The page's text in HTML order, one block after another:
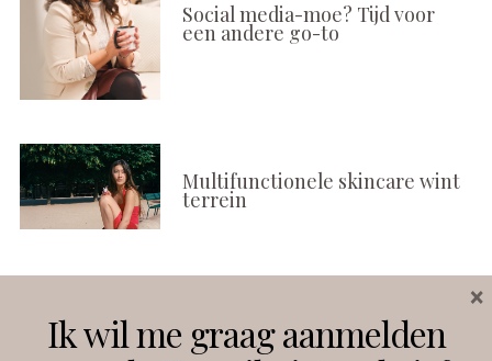
Social media-moe? Tijd voor
een andere go-to
Multifunctionele skincare wint
terrein
Ik wil me graag aanmelden
×